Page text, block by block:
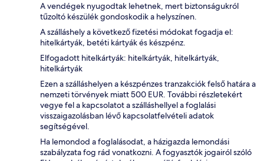
A vendégek nyugodtak lehetnek, mert biztonságukról
tűzoltó készülék gondoskodik a helyszínen.
A szálláshely a következő fizetési módokat fogadja el:
hitelkártyák, betéti kártyák és készpénz.
Elfogadott hitelkártyák: hitelkártyák, hitelkártyák,
hitelkártyák
Ezen a szálláshelyen a készpénzes tranzakciók felső határa a
nemzeti törvények miatt 500 EUR. További részletekért
vegye fel a kapcsolatot a szálláshellyel a foglalási
visszaigazolásban lévő kapcsolatfelvételi adatok
segítségével.
Ha lemondod a foglalásodat, a házigazda lemondási
szabályzata fog rád vonatkozni. A fogyasztók jogairól szóló